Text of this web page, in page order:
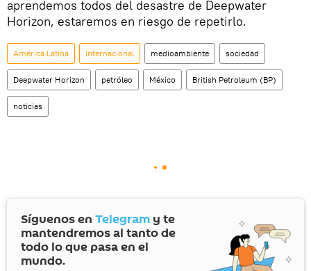
aprendemos todos del desastre de Deepwater
Horizon, estaremos en riesgo de repetirlo.
América Latina Internacional medioambiente sociedad
Deepwater Horizon petróleo México British Petroleum (BP)
noticias
Síguenos en Telegram y te
mantendremos al tanto de
todo lo que pasa en el
mundo.